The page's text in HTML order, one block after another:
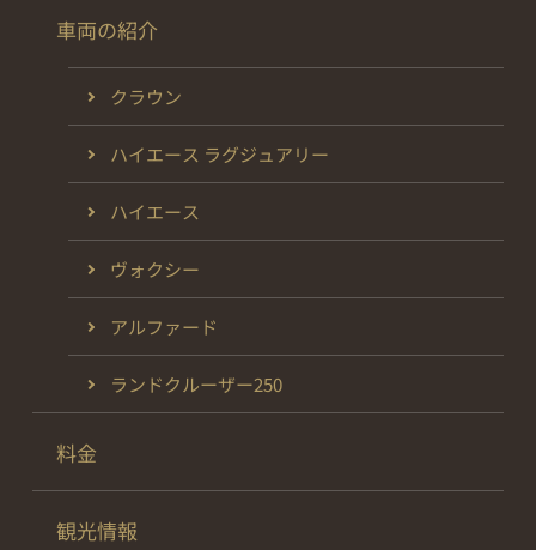
車両の紹介
クラウン
ハイエース ラグジュアリー
ハイエース
ヴォクシー
アルファード
ランドクルーザー250
料金
観光情報